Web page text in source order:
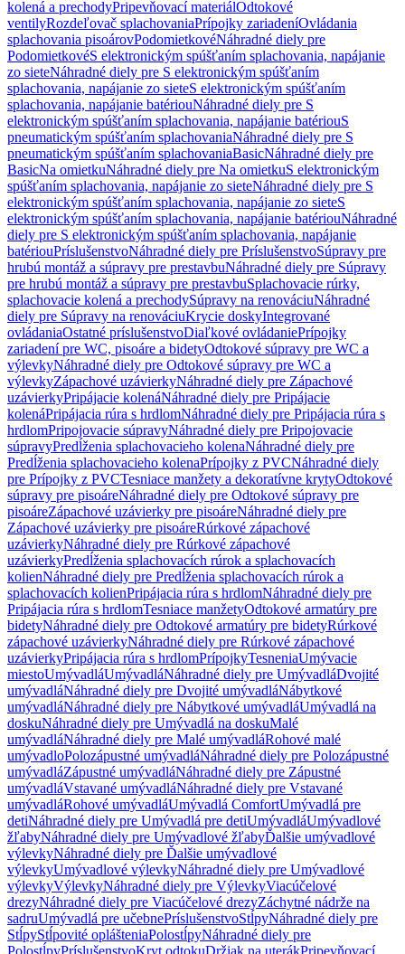
kolená a prechodyPripevňovací materiálOdtokové
ventilyRozdeľovač splachovaniaPrípojky zariadeníOvládania
splachovania pisoárovPodomietkovéNáhradné diely pre
PodomietkovéS elektronickým spúšťaním splachovania, napájanie
zo sieteNáhradné diely pre S elektronickým spúšťaním
splachovania, napájanie zo sieteS elektronickým spúšťaním
splachovania, napájanie batériouNáhradné diely pre S
elektronickým spúšťaním splachovania, napájanie batériouS
pneumatickým spúšťaním splachovaniaNáhradné diely pre S
pneumatickým spúšťaním splachovaniaBasicNáhradné diely pre
BasicNa omietkuNáhradné diely pre Na omietkuS elektronickým
spúšťaním splachovania, napájanie zo sieteNáhradné diely pre S
elektronickým spúšťaním splachovania, napájanie zo sieteS
elektronickým spúšťaním splachovania, napájanie batériouNáhradné
diely pre S elektronickým spúšťaním splachovania, napájanie
batériouPríslušenstvoNáhradné diely pre PríslušenstvoSúpravy pre
hrubú montáž a súpravy pre prestavbuNáhradné diely pre Súpravy
pre hrubú montáž a súpravy pre prestavbuSplachovacie rúrky,
splachovacie kolená a prechodySúpravy na renováciuNáhradné
diely pre Súpravy na renováciuKrycie doskyIntegrované
ovládaniaOstatné príslušenstvoDiaľkové ovládaniePrípojky
zariadení pre WC, pisoáre a bidetyOdtokové súpravy pre WC a
výlevkyNáhradné diely pre Odtokové súpravy pre WC a
výlevkyZápachové uzávierkyNáhradné diely pre Zápachové
uzávierkyPripájacie kolenáNáhradné diely pre Pripájacie
kolenáPripájacia rúra s hrdlomNáhradné diely pre Pripájacia rúra s
hrdlomPripojovacie súpravyNáhradné diely pre Pripojovacie
súpravyPredĺženia splachovacieho kolenaNáhradné diely pre
Predĺženia splachovacieho kolenaPrípojky z PVCNáhradné diely
pre Prípojky z PVCTesniace manžety a dekoratívne krytyOdtokové
súpravy pre pisoáreNáhradné diely pre Odtokové súpravy pre
pisoáreZápachové uzávierky pre pisoáreNáhradné diely pre
Zápachové uzávierky pre pisoáreRúrkové zápachové
uzávierkyNáhradné diely pre Rúrkové zápachové
uzávierkyPredĺženia splachovacích rúrok a splachovacích
kolienNáhradné diely pre Predĺženia splachovacích rúrok a
splachovacích kolienPripájacia rúra s hrdlomNáhradné diely pre
Pripájacia rúra s hrdlomTesniace manžetyOdtokové armatúry pre
bidetyNáhradné diely pre Odtokové armatúry pre bidetyRúrkové
zápachové uzávierkyNáhradné diely pre Rúrkové zápachové
uzávierkyPripájacia rúra s hrdlomPrípojkyTesneniaUmývacie
miestoUmývadláUmývadláNáhradné diely pre UmývadláDvojité
umývadláNáhradné diely pre Dvojité umývadláNábytkové
umývadláNáhradné diely pre Nábytkové umývadláUmývadlá na
doskuNáhradné diely pre Umývadlá na doskuMalé
umývadláNáhradné diely pre Malé umývadláRohové malé
umývadloPolozápustné umývadláNáhradné diely pre Polozápustné
umývadláZápustné umývadláNáhradné diely pre Zápustné
umývadláVstavané umývadláNáhradné diely pre Vstavané
umývadláRohové umývadláUmývadlá ComfortUmývadlá pre
detiNáhradné diely pre Umývadlá pre detiUmývadláUmývadlové
žľabyNáhradné diely pre Umývadlové žľabyĎalšie umývadlové
výlevkyNáhradné diely pre Ďalšie umývadlové
výlevkyUmývadlové výlevkyNáhradné diely pre Umývadlové
výlevkyVýlevkyNáhradné diely pre VýlevkyViacúčelové
drezyNáhradné diely pre Viacúčelové drezyZáchytné nádrže na
sadruUmývadlá pre učebnePríslušenstvoStĺpyNáhradné diely pre
StĺpyStĺpovité oplášteniaPolostĺpyNáhradné diely pre
PolostĺpyPríslušenstvoKryt odtokuDržiak na uterákPripevňovací